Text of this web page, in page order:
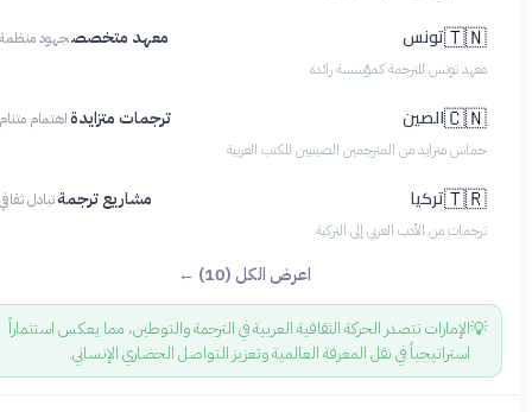
🇹🇳تونس معهد متخصصجهود منظمة
معهد تونس للترجمة كمؤسسة رائدة
🇨🇳الصين ترجمات متزايدةاهتمام متنام
حماس متزايد من المترجمين الصينيين للكتب العربية
🇹🇷تركيا مشاريع ترجمةتبادل ثقافي
ترجمات من الأدب العربي إلى التركية
اعرض الكل (10) ←
الإمارات تتصدر الحركة الثقافية العربية في الترجمة والتوطين، مما يعكس استثماراً
استراتيجياً في نقل المعرفة العالمية وتعزيز التواصل الحضاري الإنساني.